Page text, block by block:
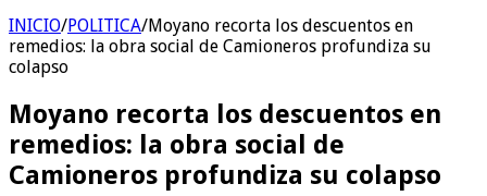
INICIO/POLITICA/Moyano recorta los descuentos en
remedios: la obra social de Camioneros profundiza su
colapso
Moyano recorta los descuentos en
remedios: la obra social de
Camioneros profundiza su colapso